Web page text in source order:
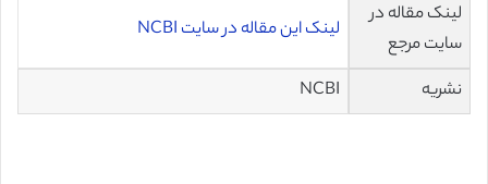
لینک مقاله در
سایت مرجع
لینک این مقاله در سایت NCBI
نشریه NCBI